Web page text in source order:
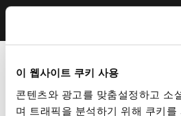
이 웹사이트 쿠키 사용
콘텐츠와 광고를 맞춤설정하고 소
며 트래픽을 분석하기 위해 쿠키를